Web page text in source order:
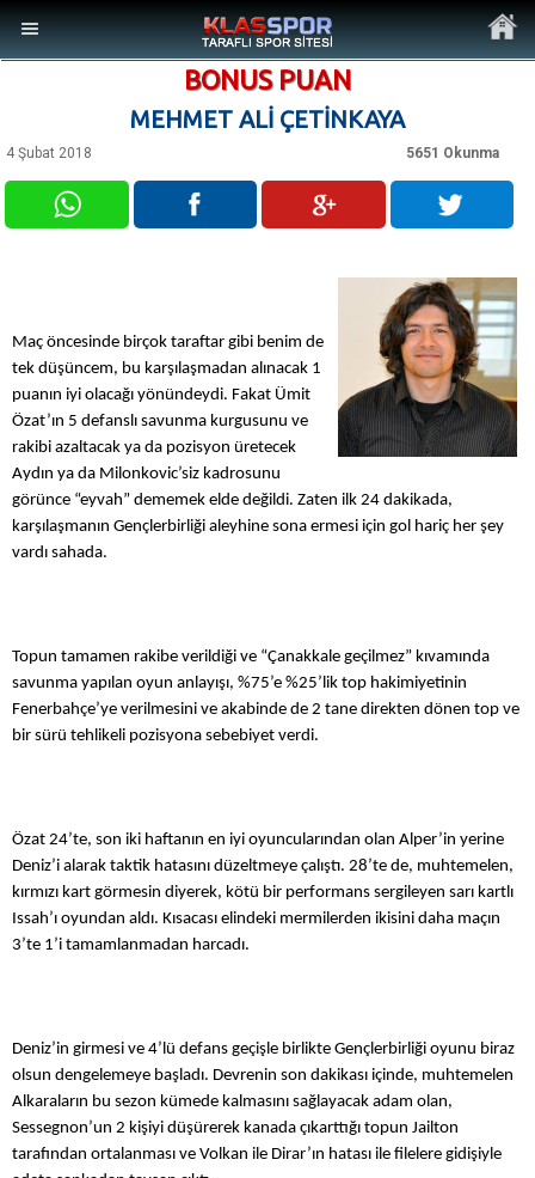
MENÜ
Foto Galeri
Video Galeri
Ankara Takımları
Basketbol
Voleybol
Bisiklet
Diğer Sporlar
Twitter
Google Plus
BONUS PUAN
MEHMET ALİ ÇETİNKAYA
4 Şubat 2018 5651 Okunma
Maç öncesinde birçok taraftar gibi benim de
tek düşüncem, bu karşılaşmadan alınacak 1
puanın iyi olacağı yönündeydi. Fakat Ümit
Özat’ın 5 defanslı savunma kurgusunu ve
rakibi azaltacak ya da pozisyon üretecek
Aydın ya da Milonkovic’siz kadrosunu
görünce “eyvah” dememek elde değildi. Zaten ilk 24 dakikada,
karşılaşmanın Gençlerbirliği aleyhine sona ermesi için gol hariç her şey
vardı sahada.
Topun tamamen rakibe verildiği ve “Çanakkale geçilmez” kıvamında
savunma yapılan oyun anlayışı, %75’e %25’lik top hakimiyetinin
Fenerbahçe’ye verilmesini ve akabinde de 2 tane direkten dönen top ve
bir sürü tehlikeli pozisyona sebebiyet verdi.
Özat 24’te, son iki haftanın en iyi oyuncularından olan Alper’in yerine
Deniz’i alarak taktik hatasını düzeltmeye çalıştı. 28’te de, muhtemelen,
kırmızı kart görmesin diyerek, kötü bir performans sergileyen sarı kartlı
Issah’ı oyundan aldı. Kısacası elindeki mermilerden ikisini daha maçın
3’te 1’i tamamlanmadan harcadı.
Deniz’in girmesi ve 4’lü defans geçişle birlikte Gençlerbirliği oyunu biraz
olsun dengelemeye başladı. Devrenin son dakikası içinde, muhtemelen
Alkaraların bu sezon kümede kalmasını sağlayacak adam olan,
Sessegnon’un 2 kişiyi düşürerek kanada çıkarttığı topun Jailton
tarafından ortalanması ve Volkan ile Dirar’ın hatası ile filelere gidişiyle